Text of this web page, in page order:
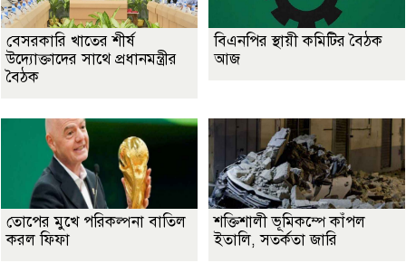
বেসরকারি খাতের শীর্ষ
উদ্যোক্তাদের সাথে প্রধানমন্ত্রীর
বৈঠক
বিএনপির স্থায়ী কমিটির বৈঠক
আজ
তোপের মুখে পরিকল্পনা বাতিল
করল ফিফা
শক্তিশালী ভূমিকম্পে কাঁপল
ইতালি, সতর্কতা জারি